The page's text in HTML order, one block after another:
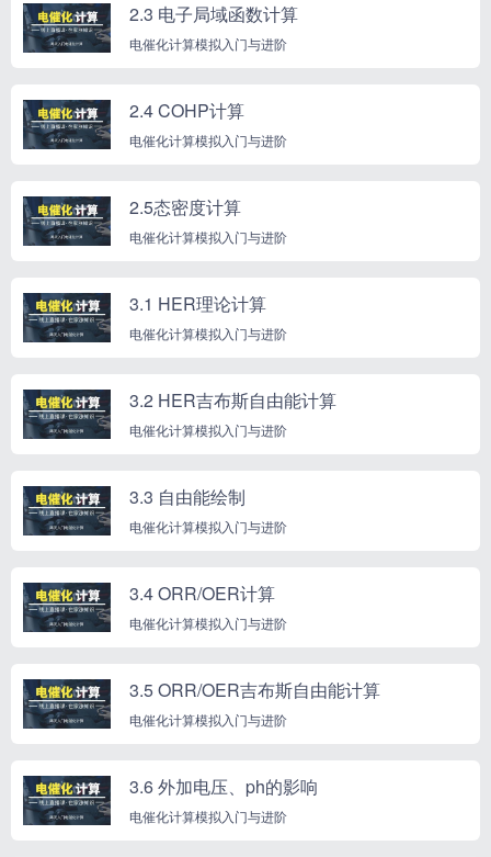
2.3 电子局域函数计算
电催化计算模拟入门与进阶
2.4 COHP计算
电催化计算模拟入门与进阶
2.5态密度计算
电催化计算模拟入门与进阶
3.1 HER理论计算
电催化计算模拟入门与进阶
3.2 HER吉布斯自由能计算
电催化计算模拟入门与进阶
3.3 自由能绘制
电催化计算模拟入门与进阶
3.4 ORR/OER计算
电催化计算模拟入门与进阶
3.5 ORR/OER吉布斯自由能计算
电催化计算模拟入门与进阶
3.6 外加电压、ph的影响
电催化计算模拟入门与进阶